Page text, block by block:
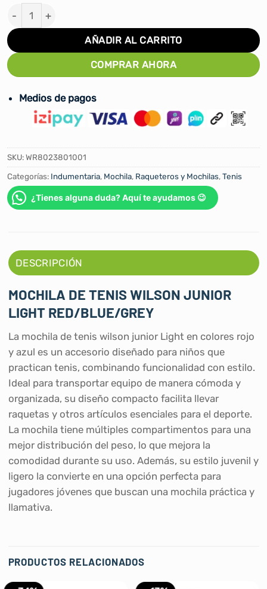
MOCHILA WILSON JUNIOR LIGHT RED/BLUE cantidad
AÑADIR AL CARRITO
COMPRAR AHORA
Medios de pagos
SKU:WR8023801001
Categorías: Indumentaria, Mochila, Raqueteros y Mochilas,Tenis
¿Tienes alguna duda? Aquí te ayudamos 😉
DESCRIPCIÓN
MOCHILA DE TENIS WILSON JUNIOR
LIGHT RED/BLUE/GREY
La mochila de tenis wilson junior Light en colores rojo
y azul es un accesorio diseñado para niños que
practican tenis, combinando funcionalidad con estilo.
Ideal para transportar equipo de manera cómoda y
organizada, su diseño compacto facilita llevar
raquetas y otros artículos esenciales para el deporte.
La mochila tiene múltiples compartimentos para una
mejor distribución del peso, lo que mejora la
comodidad durante su uso. Además, su estilo juvenil y
ligero la convierte en una opción perfecta para
jugadores jóvenes que buscan una mochila práctica y
llamativa.
PRODUCTOS RELACIONADOS